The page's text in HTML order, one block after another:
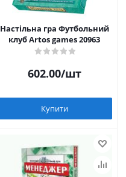
Настільна гра Футбольний
клуб Artos games 20963
602.00/шт
Купити